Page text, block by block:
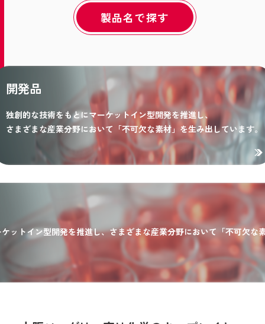
製品名で探す
開発品
独創的な技術をもとにマーケットイン型開発を推進し、
さまざまな産業分野において「不可欠な素材」を生み出しています。
ットイン型開発を推進し、さまざまな産業分野において「不可欠な